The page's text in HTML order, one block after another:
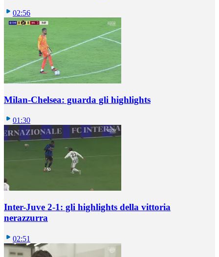
02:56
Milan-Chelsea: guarda gli highlights
01:30
Inter-Juve 2-1: gli highlights della vittoria
nerazzurra
02:51